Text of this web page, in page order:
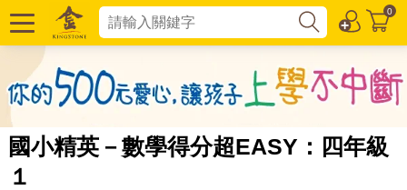
0
國小精英－數學得分超EASY：四年級
１